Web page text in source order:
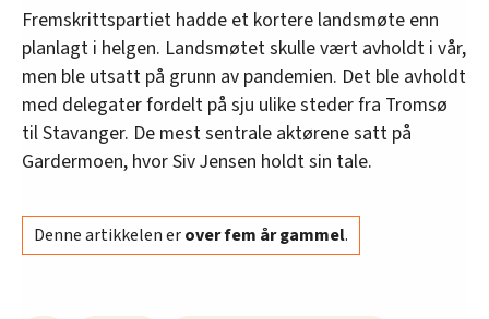
oversikten lengre ned på denne siden.
Fremskrittspartiet hadde et kortere landsmøte enn
planlagt i helgen. Landsmøtet skulle vært avholdt i vår,
men ble utsatt på grunn av pandemien. Det ble avholdt
med delegater fordelt på sju ulike steder fra Tromsø
til Stavanger. De mest sentrale aktørene satt på
Gardermoen, hvor Siv Jensen holdt sin tale.
Denne artikkelen erover fem år gammel.